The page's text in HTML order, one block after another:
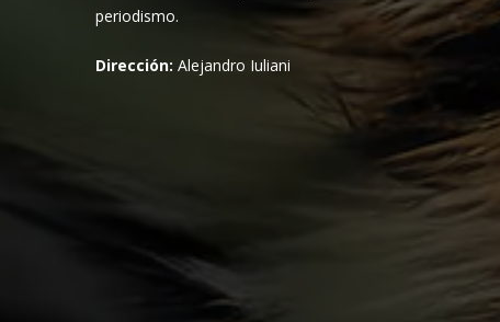
periodismo.
Dirección:Alejandro Iuliani